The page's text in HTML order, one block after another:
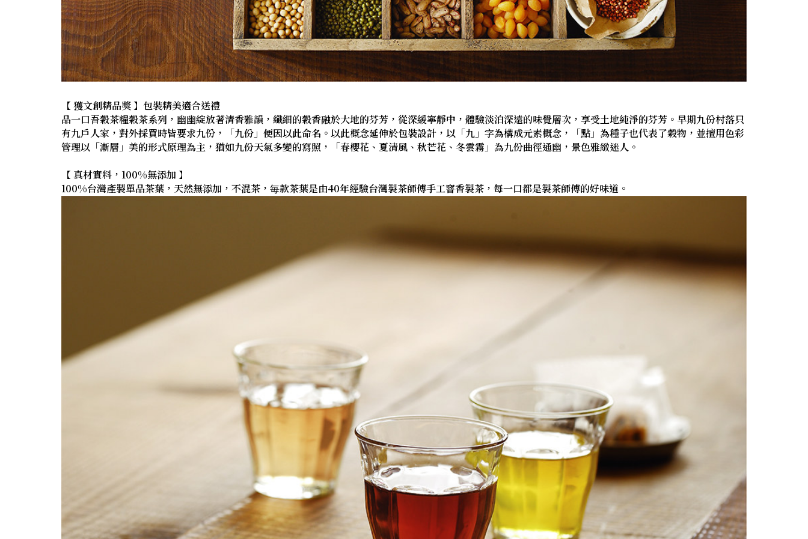
【 獲文創精品獎 】包裝精美適合送禮
品一口吾穀茶糧穀茶系列，幽幽綻放著清香雅韻，纖細的穀香融於大地的芬芳，從深緩寧靜中，體驗淡泊深遠的味覺層次，享受土地純淨的芬芳。早期九份村落只
有九戶人家，對外採買時皆要求九份，「九份」便因以此命名。以此概念延伸於包裝設計，以「九」字為構成元素概念，「點」為種子也代表了穀物，並擅用色彩
管理以「漸層」美的形式原理為主，猶如九份天氣多變的寫照，「春櫻花、夏清風、秋芒花、冬雲霧」為九份曲徑通幽，景色雅緻迷人。
【 真材實料，100%無添加 】
100%台灣產製單品茶葉，天然無添加，不混茶，毎款茶葉是由40年經驗台灣製茶師傅手工窨香製茶，每一口都是製茶師傅的好味道。